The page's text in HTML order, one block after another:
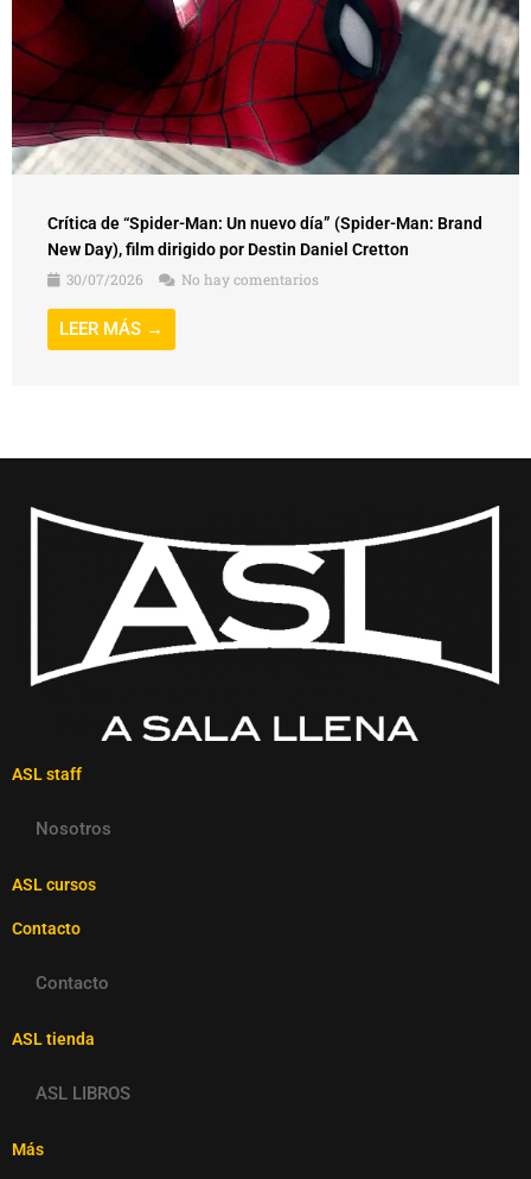
Crítica de “Spider-Man: Un nuevo día” (Spider-Man: Brand
New Day), film dirigido por Destin Daniel Cretton
30/07/2026
No hay comentarios
LEER MÁS →
ASL staff
Nosotros
ASL cursos
Contacto
Contacto
ASL tienda
ASL LIBROS
Más